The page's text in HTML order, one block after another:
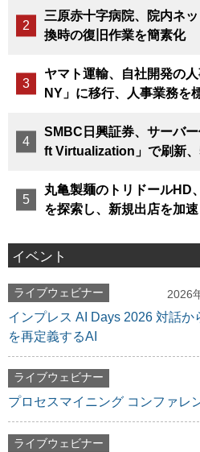
三原赤十字病院、院内ネ
換時の復旧作業を簡素化
ヤマト運輸、自社開発の
NY」に移行、人事業務を
SMBC日興証券、サーバ
ft Virtualization」で刷新
丸亀製麺のトリドールHD
を探索し、新規出店を加速
イベント
ライブウェビナー 2026
インプレス AI Days 2026 対話
を再定義するAI
ライブウェビナー
プロセスマイニング コンファレ
ライブウェビナー